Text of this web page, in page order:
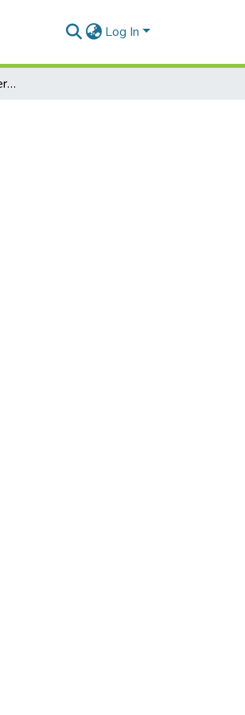
Log In
Limbažu pils akmens materiāla novērtējums